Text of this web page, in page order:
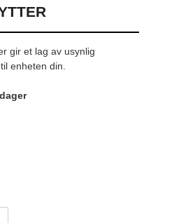
gir et lag av usynlig
enheten din.